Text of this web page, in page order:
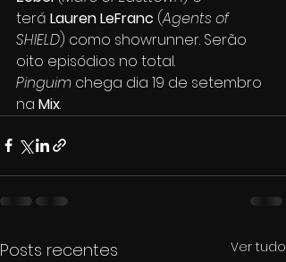
terá Lauren LeFranc (Agents of
SHIELD) como showrunner. Serão
oito episódios no total.
Pinguim chega dia 19 de setembro
na Mix.
Posts recentes Ver tudo